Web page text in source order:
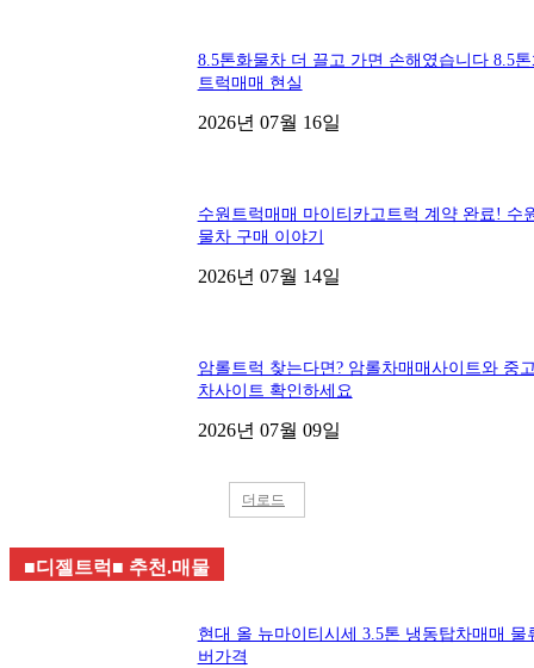
8.5톤화물차 더 끌고 가면 손해였습니다 8.5
트럭매매 현실
2026년 07월 16일
수원트럭매매 마이티카고트럭 계약 완료! 수
물차 구매 이야기
2026년 07월 14일
암롤트럭 찾는다면? 암롤차매매사이트와 중
차사이트 확인하세요
2026년 07월 09일
더로드
■디젤트럭■ 추천.매물
현대 올 뉴마이티시세 3.5톤 냉동탑차매매 물
버가격